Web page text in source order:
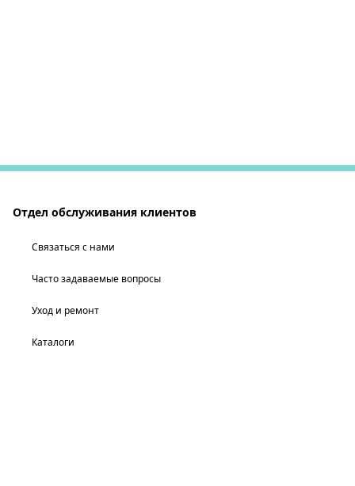
Отдел обслуживания клиентов
Связаться с нами
Часто задаваемые вопросы
Уход и ремонт
Каталоги